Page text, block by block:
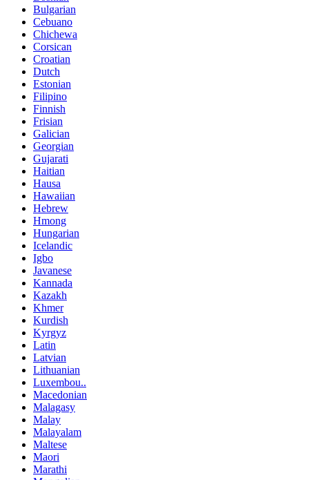
Bulgarian
Cebuano
Chichewa
Corsican
Croatian
Dutch
Estonian
Filipino
Finnish
Frisian
Galician
Georgian
Gujarati
Haitian
Hausa
Hawaiian
Hebrew
Hmong
Hungarian
Icelandic
Igbo
Javanese
Kannada
Kazakh
Khmer
Kurdish
Kyrgyz
Latin
Latvian
Lithuanian
Luxembou..
Macedonian
Malagasy
Malay
Malayalam
Maltese
Maori
Marathi